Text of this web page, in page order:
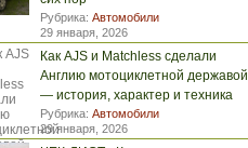
Рубрика: Автомобили
29 января, 2026
Как AJS и Matchless сделали
Англию мотоциклетной державой
— история, характер и техника
Рубрика: Автомобили
29 января, 2026